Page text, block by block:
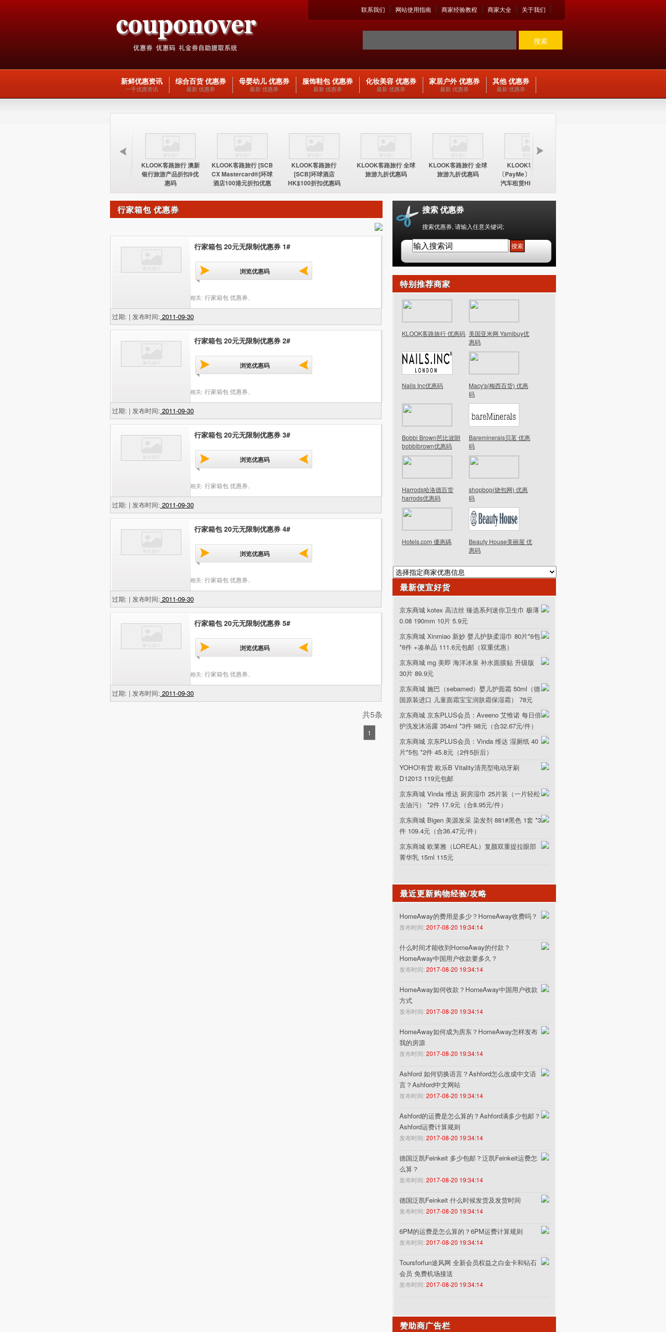
关于我们
商家大全
商家经验教程
网站使用指南
联系我们
搜索
新鲜优惠资讯
一手优惠资讯
综合百货 优惠券
最新 优惠券
母婴幼儿 优惠券
最新 优惠券
服饰鞋包 优惠券
最新 优惠券
化妆美容 优惠券
最新 优惠券
家居户外 优惠券
最新 优惠券
其他 优惠券
最新 优惠券
KLOOK客路旅行 澳新
银行旅游产品折扣9优
惠码
KLOOK客路旅行 [SCB
CX Mastercard®]环球
酒店100港元折扣优惠
码
KLOOK客路旅行
[SCB]环球酒店
HK$100折扣优惠码
KLOOK客路旅行 全球
旅游九折优惠码
KLOOK客路旅行 全球
旅游九折优惠码
KLOOK客路旅行
〔PayMe〕环球酒店及
汽车租赁HK$100折扣
优惠码
行家箱包 优惠券
行家箱包 20元无限制优惠券 1#
浏览优惠码
相关: 行家箱包 优惠券
过期: | 发布时间: 2011-09-30
行家箱包 20元无限制优惠券 2#
浏览优惠码
相关: 行家箱包 优惠券
过期: | 发布时间: 2011-09-30
行家箱包 20元无限制优惠券 3#
浏览优惠码
相关: 行家箱包 优惠券
过期: | 发布时间: 2011-09-30
行家箱包 20元无限制优惠券 4#
浏览优惠码
相关: 行家箱包 优惠券
过期: | 发布时间: 2011-09-30
行家箱包 20元无限制优惠券 5#
浏览优惠码
相关: 行家箱包 优惠券
过期: | 发布时间: 2011-09-30
共5条
1
搜索 优惠券
搜索优惠券, 请输入任意关键词;
特别推荐商家
KLOOK客路旅行 优惠码 美国亚米网 Yamibuy优
惠码
Nails Inc优惠码
Macy's(梅西百货) 优惠
码
Bobbi Brown芭比波朗
bobbibrown优惠码
Bareminerals贝茗 优惠
码
Harrods哈洛德百货
harrods优惠码
shopbop(烧包网) 优惠
码
Hotels.com 優惠碼
Beauty House美丽屋 优
惠码
最新便宜好货
京东商城 kotex 高洁丝 臻选系列迷你卫生巾 极薄
0.08 190mm 10片 5.9元
京东商城 Xinmiao 新妙 婴儿护肤柔湿巾 80片*6包
*6件 +凑单品 111.6元包邮（双重优惠）
京东商城 mg 美即 海洋冰泉 补水面膜贴 升级版
30片 89.9元
京东商城 施巴（sebamed）婴儿护面霜 50ml（德
国原装进口 儿童面霜宝宝润肤霜保湿霜） 78元
京东商城 京东PLUS会员：Aveeno 艾惟诺 每日倍
护洗发沐浴露 354ml *3件 98元（合32.67元/件）
京东商城 京东PLUS会员：Vinda 维达 湿厕纸 40
片*5包 *2件 45.8元（2件5折后）
YOHO!有货 欧乐B Vitality清亮型电动牙刷
D12013 119元包邮
京东商城 Vinda 维达 厨房湿巾 25片装（一片轻松
去油污） *2件 17.9元（合8.95元/件）
京东商城 Bigen 美源发采 染发剂 881#黑色 1套 *3
件 109.4元（合36.47元/件）
京东商城 欧莱雅（LOREAL）复颜双重提拉眼部
菁华乳 15ml 115元
最近更新购物经验/攻略
HomeAway的费用是多少？HomeAway收费吗？
发布时间: 2017-08-20 19:34:14
什么时间才能收到HomeAway的付款？
HomeAway中国用户收款要多久？
发布时间: 2017-08-20 19:34:14
HomeAway如何收款？HomeAway中国用户收款
方式
发布时间: 2017-08-20 19:34:14
HomeAway如何成为房东？HomeAway怎样发布
我的房源
发布时间: 2017-08-20 19:34:14
Ashford 如何切换语言？Ashford怎么改成中文语
言？Ashford中文网站
发布时间: 2017-08-20 19:34:14
Ashford的运费是怎么算的？Ashford满多少包邮？
Ashford运费计算规则
发布时间: 2017-08-20 19:34:14
德国泛凯Feinkeit 多少包邮？泛凯Feinkeit运费怎
么算？
发布时间: 2017-08-20 19:34:14
德国泛凯Feinkeit 什么时候发货及发货时间
发布时间: 2017-08-20 19:34:14
6PM的运费是怎么算的？6PM运费计算规则
发布时间: 2017-08-20 19:34:14
Toursforfun途风网 全新会员权益之白金卡和钻石
会员 免费机场接送
发布时间: 2017-08-20 19:34:14
赞助商广告栏